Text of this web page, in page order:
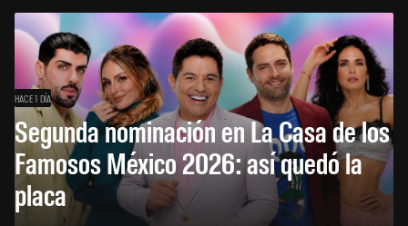
HACE 1 DÍA
Segunda nominación en La Casa de los
Famosos México 2026: así quedó la
placa